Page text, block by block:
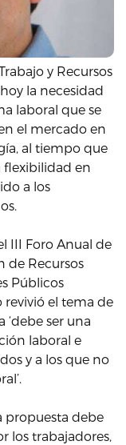
y Recursos
la necesidad
laboral que se
el mercado en
al tiempo que
flexibilidad en
a los
III Foro Anual de
de Recursos
Públicos
revivió el tema de
‘debe ser una
laboral e
y a los que no
propuesta debe
los trabajadores,